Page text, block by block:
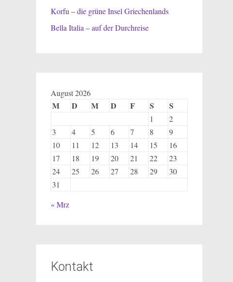
Korfu – die grüne Insel Griechenlands
Bella Italia – auf der Durchreise
August 2026
M D M D F S S
1
2
3
4 5 6 7 8
9
10
11 12 13 14 15
16
17
18 19 20 21 22
23
24
25 26 27 28 29
30
31
« Mrz
Kontakt